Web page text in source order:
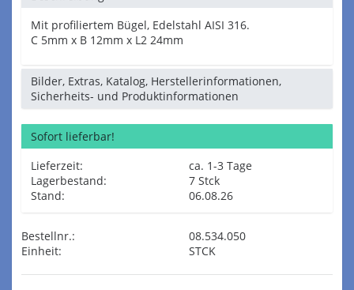
Mit profiliertem Bügel, Edelstahl AISI 316.
C 5mm x B 12mm x L2 24mm
Bilder, Extras, Katalog, Herstellerinformationen,
Sicherheits- und Produktinformationen
Sofort lieferbar!
Lieferzeit:
ca. 1-3 Tage
Lagerbestand:
7 Stck
Stand:
06.08.26
Bestellnr.:
08.534.050
Einheit:
STCK